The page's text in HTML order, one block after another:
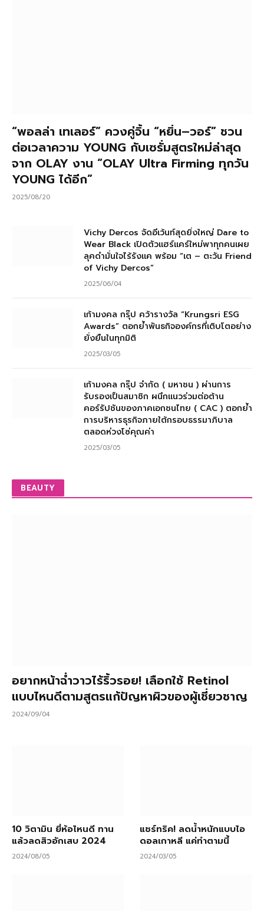
“พอลล่า เทเลอร์” ควงคู่จิ้น “หยิ่น–วอร์” ชวน
ต่อเวลาความ YOUNG กับเซรั่มสูตรใหม่ล่าสุด
จาก OLAY งาน “OLAY Ultra Firming ทุกวัน
YOUNG ได้อีก”
2025/08/20
Vichy Dercos จัดอีเว้นท์สุดยิ่งใหญ่ Dare to
Wear Black เปิดตัวแฮร์แคร์ใหม่พาทุกคนเผย
ลุคดำมั่นใจไร้รังแค พร้อม “เต – ตะวัน Friend
of Vichy Dercos”
2025/06/04
เก้ามงคล กรุ๊ป คว้ารางวัล “Krungsri ESG
Awards” ตอกย้ำพันธกิจองค์กรที่เติบโตอย่าง
ยั่งยืนในทุกมิติ
2025/03/05
เก้ามงคล กรุ๊ป จำกัด ( มหาชน ) ผ่านการ
รับรองเป็นสมาชิก ผนึกแนวร่วมต่อต้าน
คอร์รัปชันของภาคเอกชนไทย ( CAC ) ตอกย้ำ
การบริหารธุรกิจภายใต้กรอบธรรมาภิบาล
ตลอดห่วงโซ่คุณค่า
2025/03/05
BEAUTY
อยากหน้าฉ่ำวาวไร้ริ้วรอย! เลือกใช้ Retinol
แบบไหนดีตามสูตรแก้ปัญหาผิวของผู้เชี่ยวชาญ
2024/09/04
10 วิตามิน ยี่ห้อไหนดี ทาน
แล้วลดสิวอักเสบ 2024
2024/08/05
แชร์ทริค! ลดน้ำหนักแบบไอ
ดอลเกาหลี แค่ทำตามนี้
2024/03/05